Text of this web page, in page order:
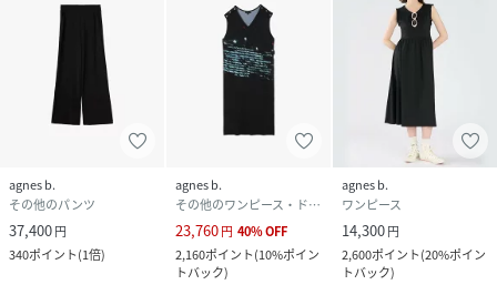
agnes b.
その他のパンツ
37,400円
340ポイント(1倍)
agnes b.
その他のワンピース・ドレス
23,760円 40%OFF
2,160ポイント(10%ポイン
トバック)
agnes b.
ワンピース
14,300円
2,600ポイント(20%ポイン
トバック)